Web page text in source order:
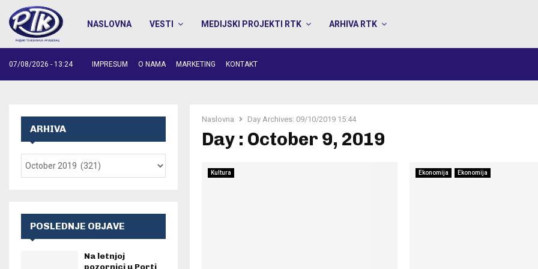
NASLOVNA VESTI MEDIJSKI PROJEKTI RTK ARHIVA RTK
07/08/2026 - 13:24 IMPRESUM O NAMA MARKETING KONTAKT
Naslovna Day Archives: 09/10/2019 15:44
Day : October 9, 2019
Kultura Ekonomija Ekonomija
ARHIVA
POSLEDNJE OBJAVE
Na letnjoj
pozornici u Porti